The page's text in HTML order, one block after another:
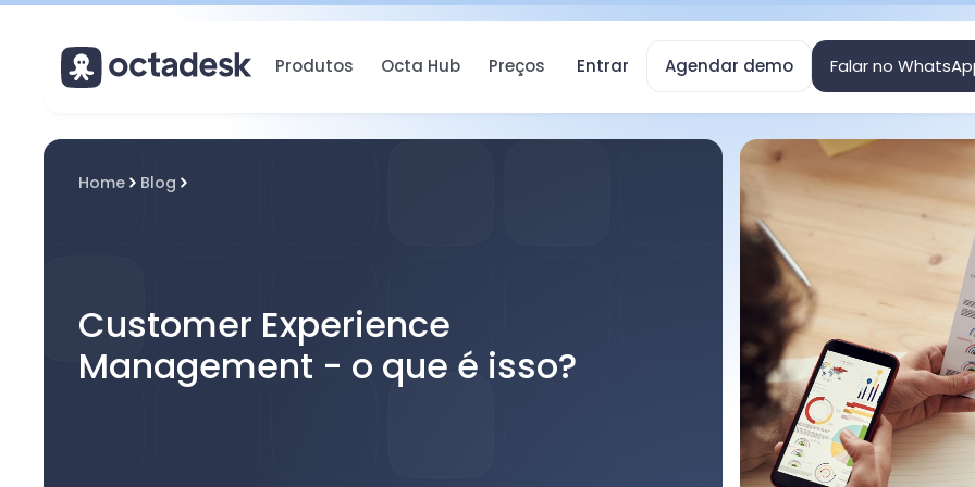
Entrar Agendar demo Falar no
Produtos Octa Hub Preços
Home Blog
Customer Experience
Management - o que é isso?